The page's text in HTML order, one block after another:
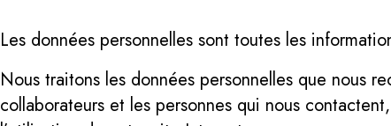
Les données personnelles sont toutes les
Nous traitons les données personnelles que nous
collaborateurs et les personnes qui nous